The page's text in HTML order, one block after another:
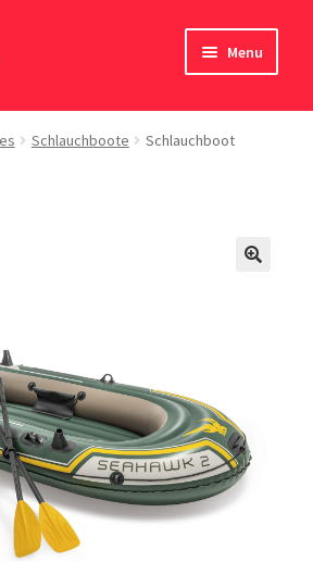
Menu
Schlauchboote
Schlauchboot